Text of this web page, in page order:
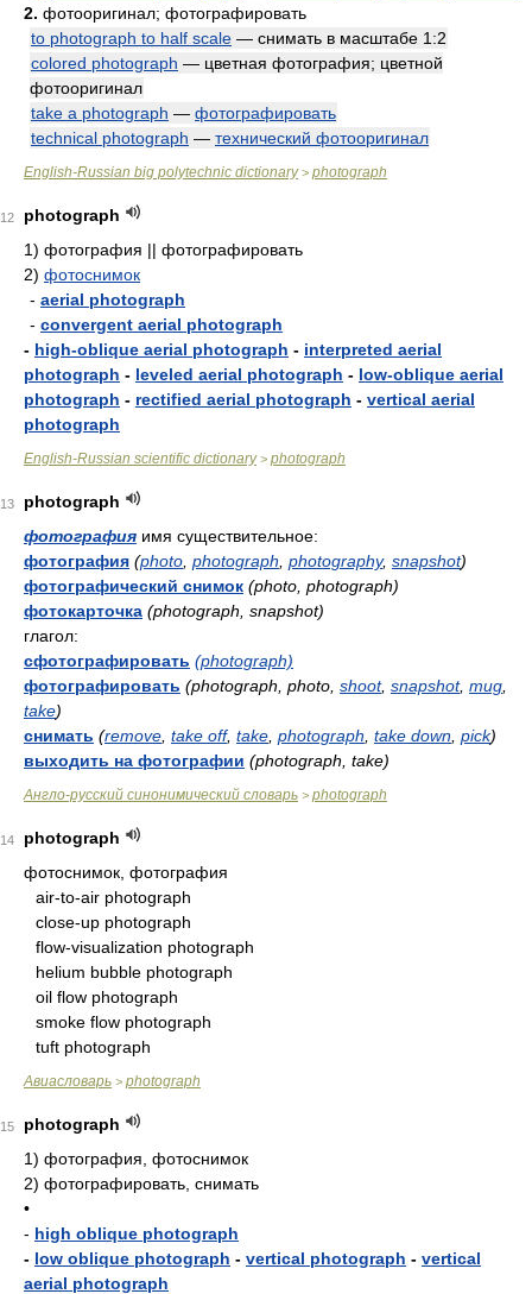
2. фотооригинал; фотографировать
to photograph to half scale — снимать в масштабе 1:2
colored photograph — цветная фотография; цветной
фотооригинал
take a photograph — фотографировать
technical photograph — технический фотооригинал
English-Russian big polytechnic dictionary> photograph
12
photograph
1) фотография || фотографировать
2) фотоснимок
- aerial photograph
- convergent aerial photograph
- high-oblique aerial photograph - interpreted aerial
photograph - leveled aerial photograph - low-oblique aerial
photograph - rectified aerial photograph - vertical aerial
photograph
English-Russian scientific dictionary> photograph
13
photograph
фотография имя существительное:
фотография (photo photograph photography, snapshot)
фотографический снимок (photo, photograph)
фотокарточка (photograph, snapshot)
глагол:
сфотографировать (photograph)
фотографировать (photograph, photo, shoot, snapshot, mug
take)
снимать (remove take off, take photograph take down pick)
выходить на фотографии (photograph, take)
Англо-русский синонимический словарь > photograph
14
photograph
фотоснимок, фотография
air-to-air photograph
close-up photograph
flow-visualization photograph
helium bubble photograph
oil flow photograph
smoke flow photograph
tuft photograph
Авиасловарь > photograph
15
photograph
1) фотография, фотоснимок
2) фотографировать, снимать
•
- high oblique photograph
- low oblique photograph - vertical photograph - vertical
aerial photograph